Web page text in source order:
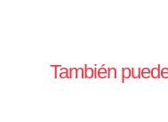
También